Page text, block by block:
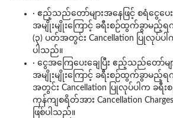
· ဧည့်သည်တော်များအနေဖြင့် စရံငွေပေး
အမျိုးမျိုးကြောင့် ခရီးစဉ်ထွက်ခွာမ
(၃) ပတ်အတွင်း Cancellation ပြုလုပ်ပ
ပါသည်။
· ငွေအကြေပေးချေပြီး ဧည့်သည်တော်မျ
အမျိုးမျိုးကြောင့် ခရီးစဉ်ထွက်ခွာမည့်
အတွင်း Cancellation ပြုလုပ်ပါက ခရီ
ကုန်ကျစရိတ်အား Cancellation
ဖြစ်ပါသည်။